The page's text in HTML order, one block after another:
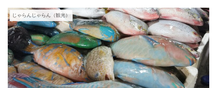
じゃらんじゃらん（観光）